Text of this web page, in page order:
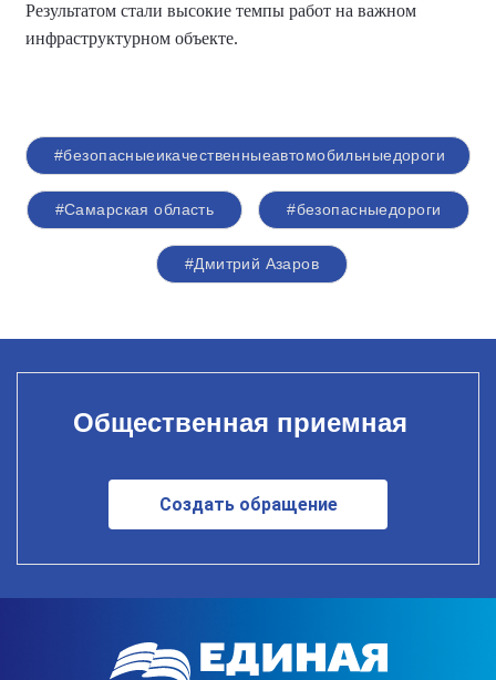
Результатом стали высокие темпы работ на важном
инфраструктурном объекте.
#безопасныеикачественныеавтомобильныедороги
#Самарская область #безопасныедороги
#Дмитрий Азаров
Общественная приемная
Создать обращение